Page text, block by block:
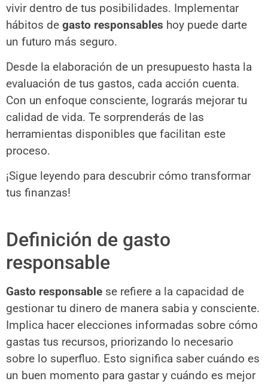
vivir dentro de tus posibilidades. Implementar
hábitos de gasto responsables hoy puede darte
un futuro más seguro.
Desde la elaboración de un presupuesto hasta la
evaluación de tus gastos, cada acción cuenta.
Con un enfoque consciente, lograrás mejorar tu
calidad de vida. Te sorprenderás de las
herramientas disponibles que facilitan este
proceso.
¡Sigue leyendo para descubrir cómo transformar
tus finanzas!
Definición de gasto
responsable
Gasto responsable se refiere a la capacidad de
gestionar tu dinero de manera sabia y consciente.
Implica hacer elecciones informadas sobre cómo
gastas tus recursos, priorizando lo necesario
sobre lo superfluo. Esto significa saber cuándo es
un buen momento para gastar y cuándo es mejor